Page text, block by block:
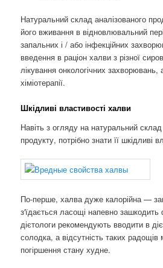
Натуральний склад аналізованого
його вживання в відновлювальний
запальних і / або інфекційних
введення в раціон халви з різної
лікування онкологічних захворювань,
хіміотерапії.
Шкідливі властивості халви
Навіть з огляду на натуральний склад
продукту, потрібно знати її шкідливі
По-перше, халва дуже калорійна —
з'їдається ласощі напевно зашкодить
дієтологи рекомендують вводити в
солодка, а відсутність таких
погіршення стану худне.